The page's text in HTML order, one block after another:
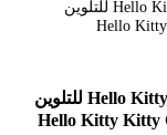
رسومات Hello Kitty للتلوين اجمل رسومات Hello Kitty للتلوين